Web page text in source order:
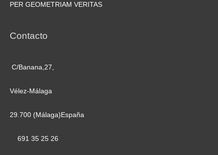
PER GEOMETRIAM VERITAS
Contacto
C/Banana,27,
Vélez-Málaga
29.700 (Málaga)España
691 35 25 26